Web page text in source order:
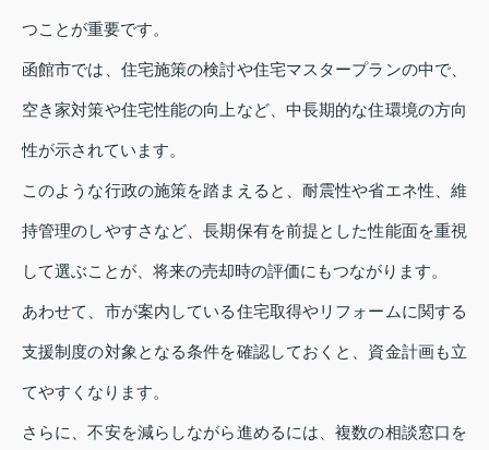
つことが重要です。
函館市では、住宅施策の検討や住宅マスタープランの中で、
空き家対策や住宅性能の向上など、中長期的な住環境の方向
性が示されています。
このような行政の施策を踏まえると、耐震性や省エネ性、維
持管理のしやすさなど、長期保有を前提とした性能面を重視
して選ぶことが、将来の売却時の評価にもつながります。
あわせて、市が案内している住宅取得やリフォームに関する
支援制度の対象となる条件を確認しておくと、資金計画も立
てやすくなります。
さらに、不安を減らしながら進めるには、複数の相談窓口を